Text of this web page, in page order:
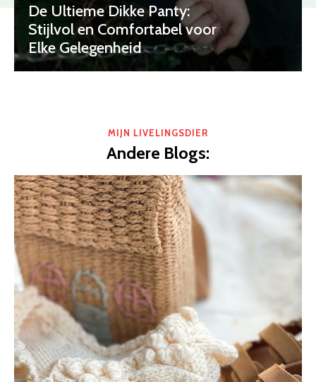
De Ultieme Dikke Panty:
Stijlvol en Comfortabel voor
Elke Gelegenheid
MIJN LIVELINGSDIER
Andere Blogs: